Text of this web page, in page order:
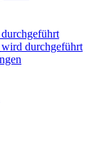
durchgeführt